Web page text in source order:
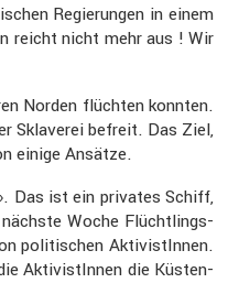
Regie­rungen in einem
reicht nicht mehr aus ! Wir
Norden flüchten konnten.
Sklaverei befreit. Das Ziel,
einige Ansätze.
Das ist ein privates Schiff,
Woche Flücht­lings­
politi­schen Aktivis­tInnen.
Aktivis­tInnen die Küsten­